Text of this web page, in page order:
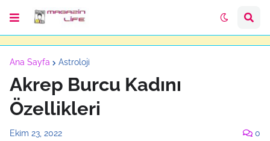
Ana Sayfa Astroloji
Akrep Burcu Kadını
Özellikleri
Ekim 23, 2022 0